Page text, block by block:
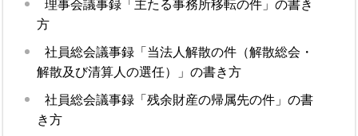
理事会議事録「主たる事務所移転の件」の書き
方
社員総会議事録「当法人解散の件（解散総会・
解散及び清算人の選任）」の書き方
社員総会議事録「残余財産の帰属先の件」の書
き方